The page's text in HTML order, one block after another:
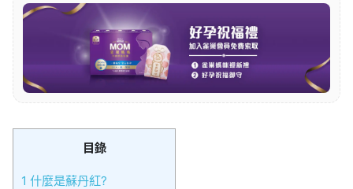
目錄
1 什麼是蘇丹紅?